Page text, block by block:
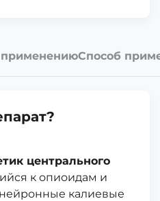
применениюСпособ
центрального
к опиоидам и
калиевые